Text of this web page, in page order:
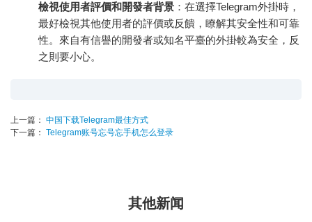
檢視使用者評價和開發者背景 ：在選擇Telegram外掛時，
最好檢視其他使用者的評價或反饋，瞭解其安全性和可靠
性。來自有信譽的開發者或知名平臺的外掛較為安全，反
之則要小心。
上一篇： 中国下载Telegram最佳方式
下一篇： Telegram账号忘号忘手机怎么登录
其他新闻